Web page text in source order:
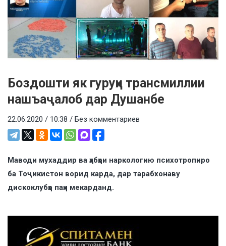
Боздошти як гуруҳи трансмиллии
нашъаҷалоб дар Душанбе
22.06.2020 / 10:38 / Без комментариев
Маводи мухаддир ва ҳабҳои наркологию психотропиро
ба Тоҷикистон ворид карда, дар тарабхонаву
дискоклубҳо паҳн мекарданд.